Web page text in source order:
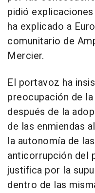
pidió
ha explicado a
comunitario de
Mercier.
El portavoz ha
preocupación de
después de la
de las enmiendas
la autonomía de
anticorrupción del
justifica por la
dentro de las